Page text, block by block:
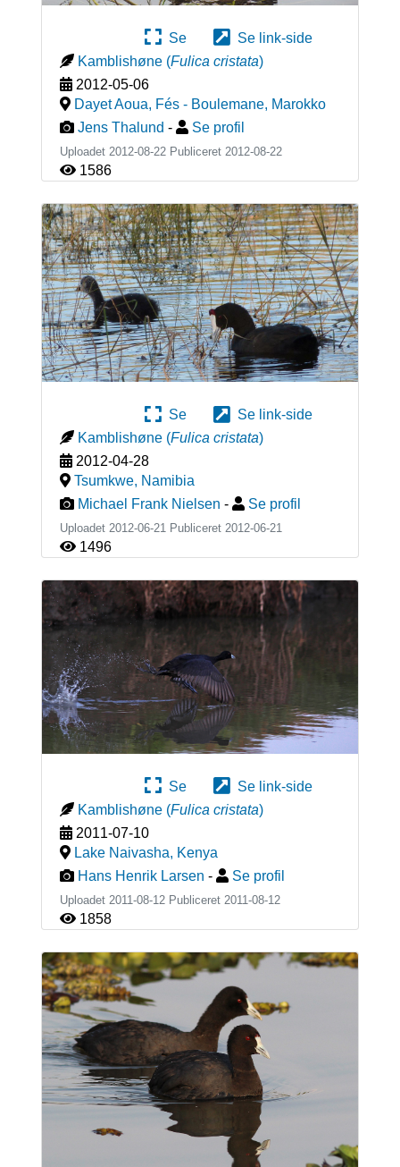
Se
Se link-side
Kamblishøne (Fulica cristata)
2012-05-06
Dayet Aoua, Fés - Boulemane, Marokko
Jens Thalund - Se profil
Uploadet 2012-08-22 Publiceret 2012-08-22
1586
Se
Se link-side
Kamblishøne (Fulica cristata)
2012-04-28
Tsumkwe, Namibia
Michael Frank Nielsen - Se profil
Uploadet 2012-06-21 Publiceret 2012-06-21
1496
Se
Se link-side
Kamblishøne (Fulica cristata)
2011-07-10
Lake Naivasha, Kenya
Hans Henrik Larsen - Se profil
Uploadet 2011-08-12 Publiceret 2011-08-12
1858